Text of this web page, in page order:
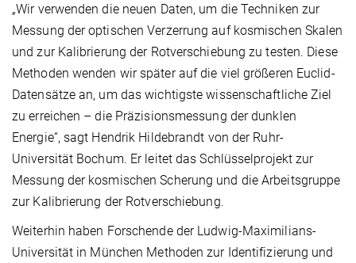
„Wir verwenden die neuen Daten, um die Techniken zur
Messung der optischen Verzerrung auf kosmischen Skalen
und zur Kalibrierung der Rotverschiebung zu testen. Diese
Methoden wenden wir später auf die viel größeren Euclid-
Datensätze an, um das wichtigste wissenschaftliche Ziel
zu erreichen – die Präzisionsmessung der dunklen
Energie“, sagt Hendrik Hildebrandt von der Ruhr-
Universität Bochum. Er leitet das Schlüsselprojekt zur
Messung der kosmischen Scherung und die Arbeitsgruppe
zur Kalibrierung der Rotverschiebung.
Weiterhin haben Forschende der Ludwig-Maximilians-
Universität in München Methoden zur Identifizierung und